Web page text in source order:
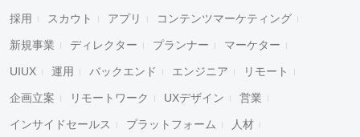
採用 スカウト アプリ コンテンツマーケティング
新規事業 ディレクター プランナー マーケター
UIUX 運用 バックエンド エンジニア リモート
企画立案 リモートワーク UXデザイン 営業
インサイドセールス プラットフォーム 人材